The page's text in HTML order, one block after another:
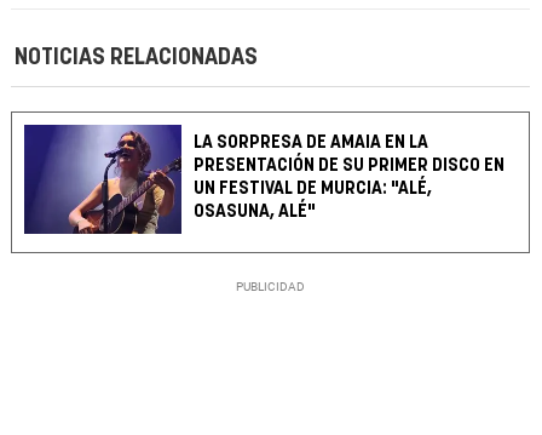
NOTICIAS RELACIONADAS
LA SORPRESA DE AMAIA EN LA
PRESENTACIÓN DE SU PRIMER DISCO EN
UN FESTIVAL DE MURCIA: "ALÉ,
OSASUNA, ALÉ"